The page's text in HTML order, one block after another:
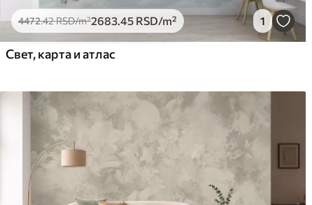
4472.42RSD/m²2683 .45 RSD/m² 1
Свет, карта и атлас